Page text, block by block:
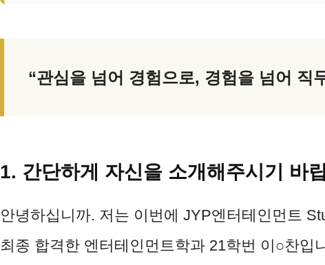
“관심을 넘어 경험으로, 경험을 넘어 직
1. 간단하게 자신을 소개해주시기 바
안녕하십니까. 저는 이번에 JYP엔터테인먼트
최종 합격한 엔터테인먼트학과 21학번 이○찬입